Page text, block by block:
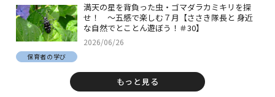
満天の星を背負った虫・ゴマダラカミキリを探
せ！ ～五感で楽しむ７月【ささき隊長と 身近
な自然でとことん遊ぼう！＃30】
2026/06/26
保育者の学び
もっと見る